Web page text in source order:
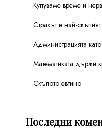
Купуваме време и
Страхът е най-
Администрацията като
Математиката държи
Скъпото евтино
Последни